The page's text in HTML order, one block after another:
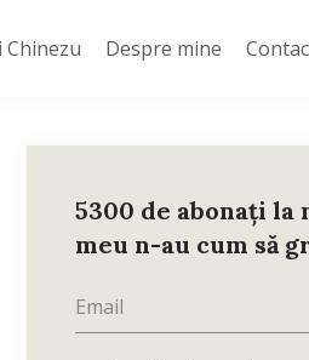
Chinezu Despre mine
5300 de abonați
meu n-au cum să